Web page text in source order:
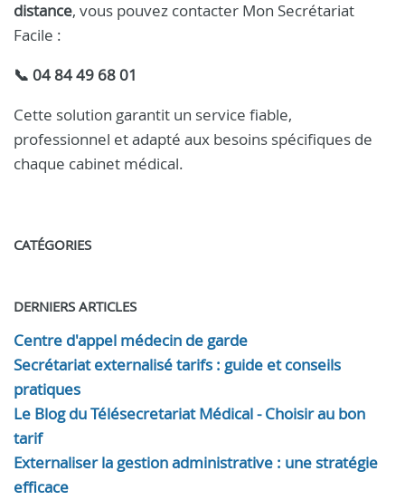
distance, vous pouvez contacter Mon Secrétariat
Facile :
📞 04 84 49 68 01
Cette solution garantit un service fiable,
professionnel et adapté aux besoins spécifiques de
chaque cabinet médical.
CATÉGORIES
DERNIERS ARTICLES
Centre d'appel médecin de garde
Secrétariat externalisé tarifs : guide et conseils
pratiques
Le Blog du Télésecretariat Médical - Choisir au bon
tarif
Externaliser la gestion administrative : une stratégie
efficace